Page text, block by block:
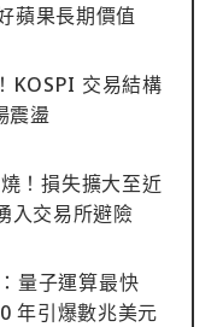
蘋果長期價值
KOSPI 交易結構
震盪
！損失擴大至近
入交易所避險
量子運算最快
年引爆數兆美元